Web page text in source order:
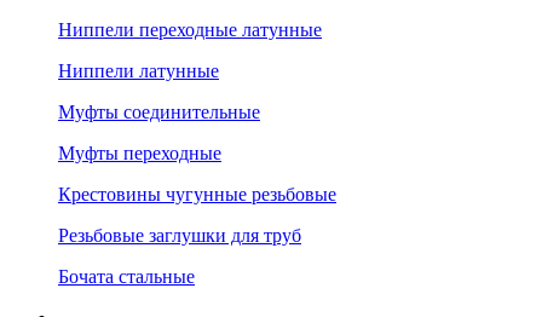
Ниппели переходные латунные
Ниппели латунные
Муфты соединительные
Муфты переходные
Крестовины чугунные резьбовые
Резьбовые заглушки для труб
Бочата стальные